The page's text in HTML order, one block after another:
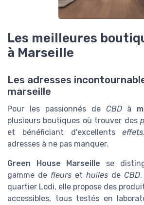
Les meilleures
à Marseille
Les adresses
marseille
Pour les passionnés de CBDà
plusieurs boutiques où trouver des
et bénéficiant d'excellentseffets
adresses à ne pas manquer.
Green House Marseille se
gamme de fleurs et huiles de CBD
quartier Lodi, elle propose des
accessibles, tous testés en